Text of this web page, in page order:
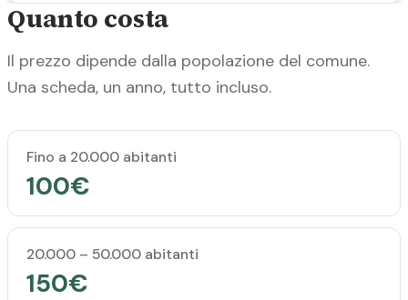
Quanto costa
Il prezzo dipende dalla popolazione del comune.
Una scheda, un anno, tutto incluso.
Popolazione del comune
Fino a 20.000 abitanti
100€
20.000 – 50.000 abitanti
150€